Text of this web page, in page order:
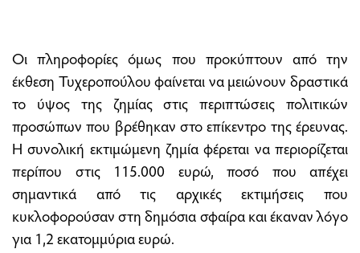
Οι πληροφορίες όμως που προκύπτουν από την
έκθεση Τυχεροπούλου φαίνεται να μειώνουν δραστικά
το ύψος της ζημίας στις περιπτώσεις πολιτικών
προσώπων που βρέθηκαν στο επίκεντρο της έρευνας.
Η συνολική εκτιμώμενη ζημία φέρεται να περιορίζεται
περίπου στις 115.000 ευρώ, ποσό που απέχει
σημαντικά από τις αρχικές εκτιμήσεις που
κυκλοφορούσαν στη δημόσια σφαίρα και έκαναν λόγο
για 1,2 εκατομμύρια ευρώ.